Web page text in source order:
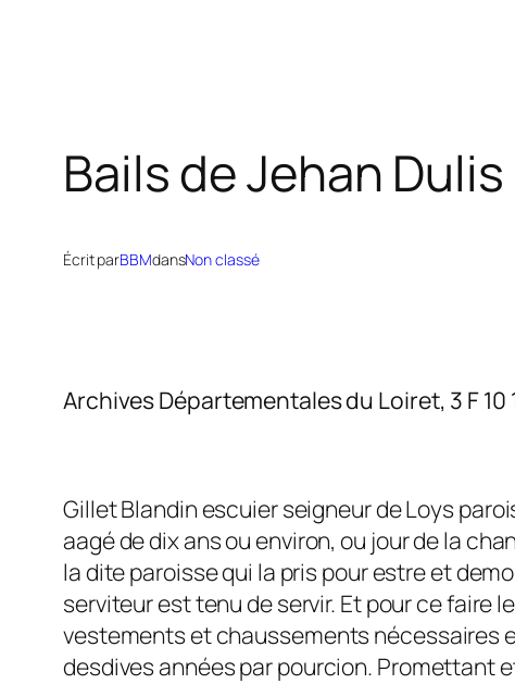
Bails de Jehan
Écrit parBBMdansNon classé
Archives Départementales du Loiret, 3 F
Gillet Blandin escuier seigneur de Loys
aagé de dix ans ou environ, ou jour de la
la dite paroisse qui la pris pour estre et
serviteur est tenu de servir. Et pour ce faire
vestements et chaussements nécessaires
desdives années par pourcion. Promettant